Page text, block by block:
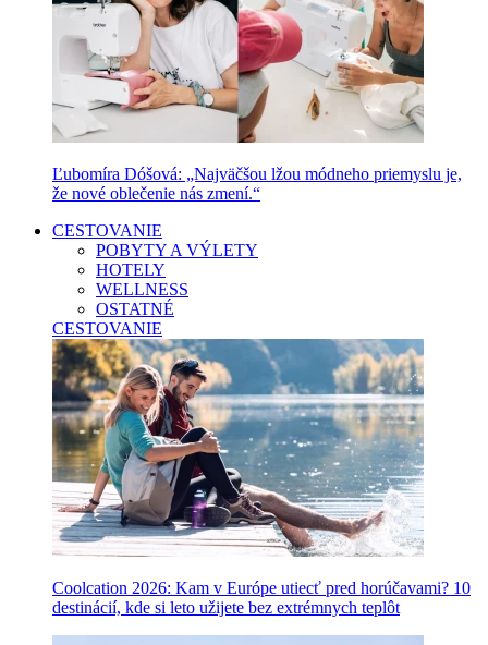
Ľubomíra Dóšová: „Najväčšou lžou módneho priemyslu je,
že nové oblečenie nás zmení.“
CESTOVANIE
POBYTY A VÝLETY
HOTELY
WELLNESS
OSTATNÉ
CESTOVANIE
Coolcation 2026: Kam v Európe utiecť pred horúčavami? 10
destinácií, kde si leto užijete bez extrémnych teplôt